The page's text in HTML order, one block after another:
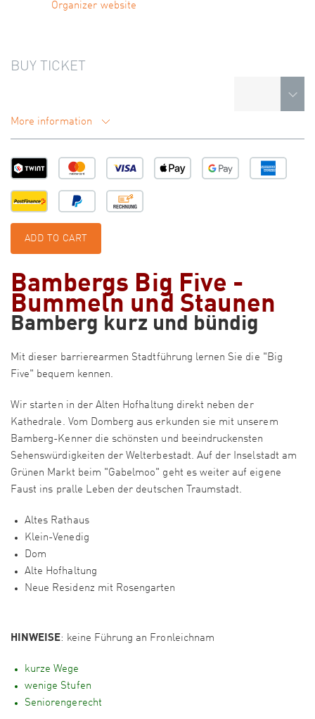
Organizer website
BUY TICKET
More information
ADD TO CART
Bambergs Big Five -
Bummeln und Staunen
Bamberg kurz und bündig
Mit dieser barrierearmen Stadtführung lernen Sie die "Big
Five" bequem kennen.
Wir starten in der Alten Hofhaltung direkt neben der
Kathedrale. Vom Domberg aus erkunden sie mit unserem
Bamberg-Kenner die schönsten und beeindruckensten
Sehenswürdigkeiten der Welterbestadt. Auf der Inselstadt am
Grünen Markt beim "Gabelmoo" geht es weiter auf eigene
Faust ins pralle Leben der deutschen Traumstadt.
Altes Rathaus
Klein-Venedig
Dom
Alte Hofhaltung
Neue Residenz mit Rosengarten
HINWEISE: keine Führung an Fronleichnam
kurze Wege
wenige Stufen
Seniorengerecht